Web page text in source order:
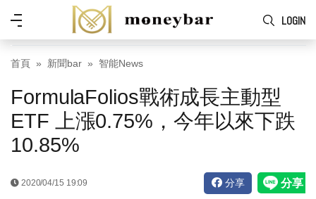
Skip to main content
LOGIN
功
能
表
首頁 新聞bar 智能News
FormulaFolios戰術成長主動型
ETF 上漲0.75%，今年以來下跌
10.85%
2020/04/15 19:09 分享